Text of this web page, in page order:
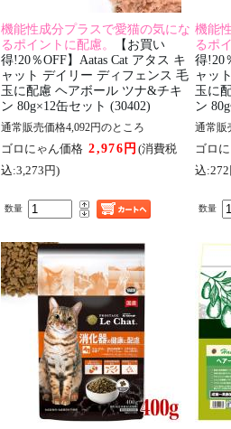
機能性成分プラスで愛猫の気にな
るポイントに配慮。
【お買い
得!20％OFF】Aatas Cat アタス キ
ャット デイリー ディフェンス 毛
玉に配慮 ヘアボール ツナ&チキ
ン 80g×12缶セット (30402)
通常販売価格4,092円のところ
ゴロにゃん価格 2,976円 (消費税
込:3,273円)
数量
機能
るポ
得!20
ャッ
玉に
ン
通常販
ゴロ
込
数量